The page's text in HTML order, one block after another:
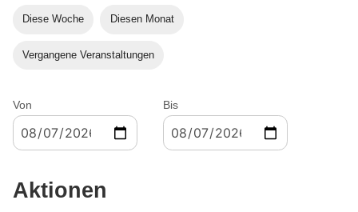
Diese Woche Diesen Monat
Vergangene Veranstaltungen
Von Bis
Aktionen